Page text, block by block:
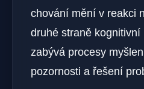
chování mění v reakci
druhé straně kognitivní
zabývá procesy
pozornosti a řešení